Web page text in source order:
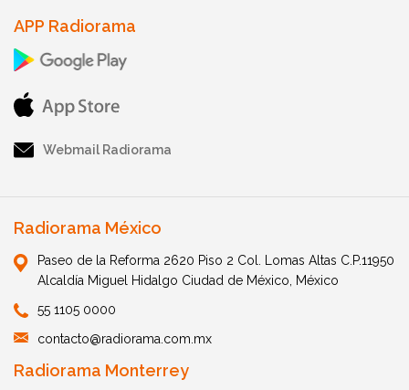
APP Radiorama
Webmail Radiorama
Radiorama México
Paseo de la Reforma 2620 Piso 2 Col. Lomas Altas C.P.11950
Alcaldía Miguel Hidalgo Ciudad de México, México
55 1105 0000
contacto@radiorama.com.mx
Radiorama Monterrey